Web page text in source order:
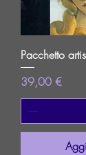
Pacchetto
Prezzo
39,00 €